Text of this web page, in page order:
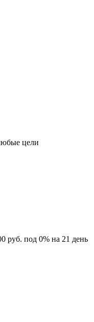
цели
руб. под 0% на 21 день